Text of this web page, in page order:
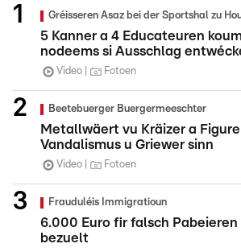
Gréisseren Asaz bei der Sportshal zu
5 Kanner a 4 Educateuren
nodeems si Ausschlag
Video Fotoen
Beetebuerger Buergermeeschter
Metallwäert vu Kräizer a
Vandalismus u Griewer sinn
Video Fotoen
Frauduléis Immigratioun
6.000 Euro fir falsch Pabeieren
bezuelt